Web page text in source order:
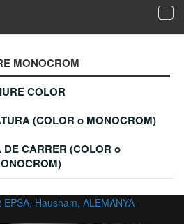
MONOCROM
COLOR
(COLOR o MONOCROM)
DE CARRER (COLOR o
EPSA, Hausham, ALEMANYA